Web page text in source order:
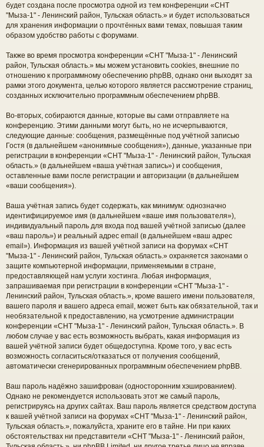
будет создана после просмотра одной из тем конференции «СНТ
"Мыза-1" - Ленинский район, Тульская область.» и будет использоваться
для хранения информации о прочтённых вами темах, повышая таким
образом удобство работы с форумами.
Также во время просмотра конференции «СНТ "Мыза-1" - Ленинский
район, Тульская область.» мы можем установить cookies, внешние по
отношению к программному обеспечению phpBB, однако они выходят за
рамки этого документа, целью которого является рассмотрение страниц,
созданных исключительно программным обеспечением phpBB.
Во-вторых, собираются данные, которые вы сами отправляете на
конференцию. Этими данными могут быть, но не исчерпываются,
следующие данные: сообщения, размещённые под учётной записью
Гостя (в дальнейшем «анонимные сообщения»), данные, указанные при
регистрации в конференции «СНТ "Мыза-1" - Ленинский район, Тульская
область.» (в дальнейшем «ваша учётная запись») и сообщения,
оставленные вами после регистрации и авторизации (в дальнейшем
«ваши сообщения»).
Ваша учётная запись будет содержать, как минимум: однозначно
идентифицируемое имя (в дальнейшем «ваше имя пользователя»),
индивидуальный пароль для входа под вашей учётной записью (далее
«ваш пароль») и реальный адрес email (в дальнейшем «ваш адрес
email»). Информация из вашей учётной записи на форумах «СНТ
"Мыза-1" - Ленинский район, Тульская область.» охраняется законами о
защите компьютерной информации, применяемыми в стране,
предоставляющей нам услуги хостинга. Любая информация,
запрашиваемая при регистрации в конференции «СНТ "Мыза-1" -
Ленинский район, Тульская область.», кроме вашего имени пользователя,
вашего пароля и вашего адреса email, может быть как обязательной, так и
необязательной к предоставлению, на усмотрение администрации
конференции «СНТ "Мыза-1" - Ленинский район, Тульская область.». В
любом случае у вас есть возможность выбрать, какая информация из
вашей учётной записи будет общедоступна. Кроме того, у вас есть
возможность согласиться/отказаться от получения сообщений,
автоматически сгенерированных программным обеспечением phpBB.
Ваш пароль надёжно зашифрован (односторонним хэшированием).
Однако не рекомендуется использовать этот же самый пароль,
регистрируясь на других сайтах. Ваш пароль является средством доступа
к вашей учётной записи на форумах «СНТ "Мыза-1" - Ленинский район,
Тульская область.», пожалуйста, храните его в тайне. Ни при каких
обстоятельствах ни представители «СНТ "Мыза-1" - Ленинский район,